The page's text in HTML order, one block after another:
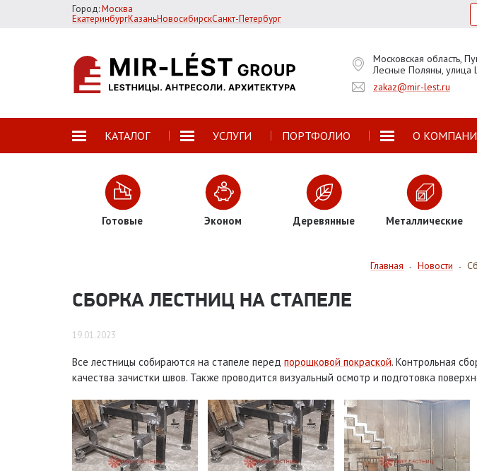
Город:Москва
ЕкатеринбургКазаньНовосибирскСанкт-Петербург
Московская область,
Лесные Поляны, улица
zakaz@mir-lest.ru
КАТАЛОГ УСЛУГИ ПОРТФОЛИО О
Готовые Эконом Деревянные Металлические
Главная - Новости -
СБОРКА ЛЕСТНИЦ НА СТАПЕЛЕ
19.01.2023
Все лестницы собираются на стапеле перед порошковой покраской. Контрольная
качества зачистки швов. Также проводится визуальный осмотр и подготовка